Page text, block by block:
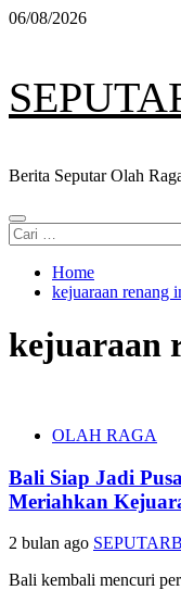
Skip
06/08/2026
Berita Seputar Olah
Primary
Menu
Cari
untuk:
Home
kejuaraan renang
kejuaraan
OLAH RAGA
Bali Siap Jadi
Meriahkan
2 bulan ago
Bali kembali mencuri